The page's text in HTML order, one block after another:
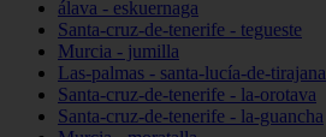
álava - eskuernaga
Santa-cruz-de-tenerife - tegueste
Murcia - jumilla
Las-palmas - santa-lucía-de-tirajana
Santa-cruz-de-tenerife - la-orotava
Santa-cruz-de-tenerife - la-guancha